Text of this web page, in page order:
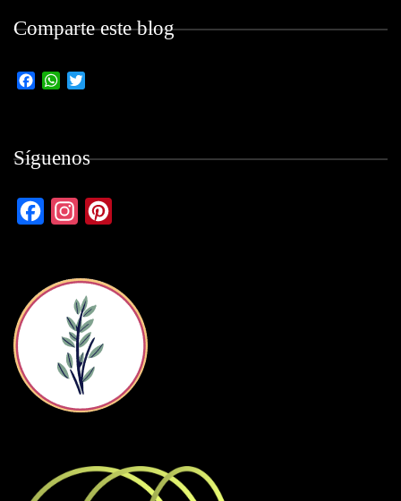
Comparte este blog
Síguenos